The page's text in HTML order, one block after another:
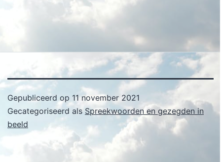
Gepubliceerd op 11 november 2021
Gecategoriseerd als Spreekwoorden en gezegden in
beeld